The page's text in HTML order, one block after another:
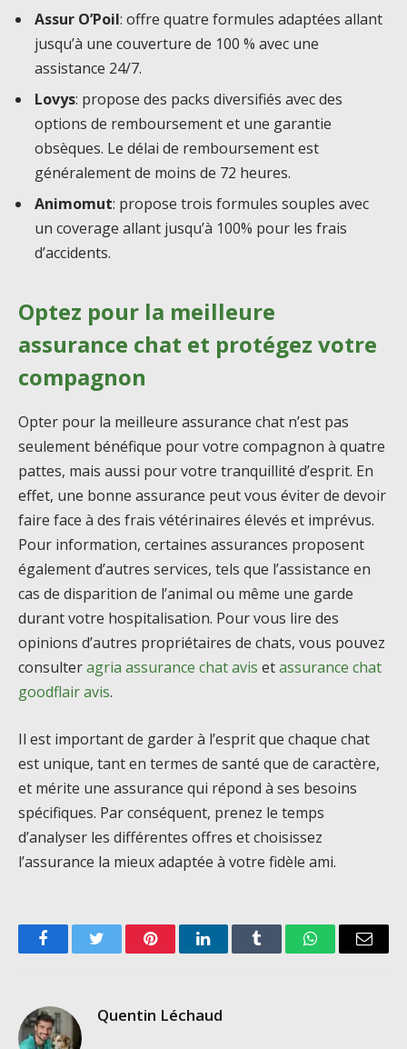
Assur O’Poil: offre quatre formules adaptées allant
jusqu’à une couverture de 100 % avec une
assistance 24/7.
Lovys: propose des packs diversifiés avec des
options de remboursement et une garantie
obsèques. Le délai de remboursement est
généralement de moins de 72 heures.
Animomut: propose trois formules souples avec
un coverage allant jusqu’à 100% pour les frais
d’accidents.
Optez pour la meilleure
assurance chat et protégez votre
compagnon
Opter pour la meilleure assurance chat n’est pas
seulement bénéfique pour votre compagnon à quatre
pattes, mais aussi pour votre tranquillité d’esprit. En
effet, une bonne assurance peut vous éviter de devoir
faire face à des frais vétérinaires élevés et imprévus.
Pour information, certaines assurances proposent
également d’autres services, tels que l’assistance en
cas de disparition de l’animal ou même une garde
durant votre hospitalisation. Pour vous lire des
opinions d’autres propriétaires de chats, vous pouvez
consulteragria assurance chat avis etassurance chat
goodflair avis.
Il est important de garder à l’esprit que chaque chat
est unique, tant en termes de santé que de caractère,
et mérite une assurance qui répond à ses besoins
spécifiques. Par conséquent, prenez le temps
d’analyser les différentes offres et choisissez
l’assurance la mieux adaptée à votre fidèle ami.
FacebookTwitter PinterestLinkedInTumblr WhatsAppEmail
Quentin Léchaud